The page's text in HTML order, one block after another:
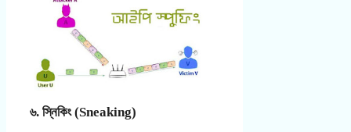
৬. স্নিকিং (Sneaking)